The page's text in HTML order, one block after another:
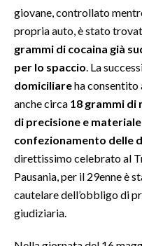
INFO AZIENDE
ANNUNCI
NECROLOGI
PUBBLICITÀ
SPIAGGE
giovane, controllato
propria auto, è stato
grammi di cocaina già
per lo spaccio . La
domiciliareha consentito
anche circa 18 grammi di
di precisione e
confezionamento delle
direttissimo celebrato al
Pausania, per il 29enne è
cautelare dell’obbligo di
giudiziaria.